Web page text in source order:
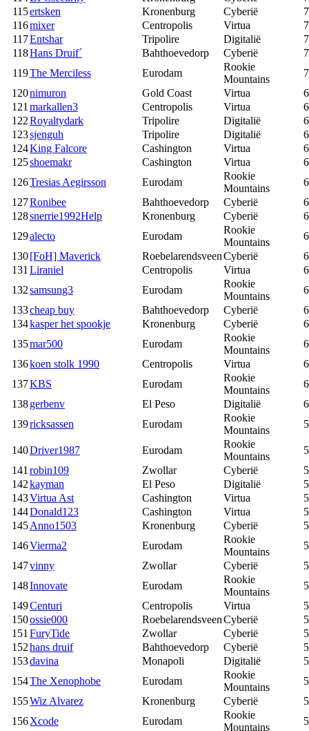
115ertsken Kronenburg Cyberië
116mixer Centropolis Virtua
117Entshar Tripolire Digitalië
118Hans Druif´ Bahthoevedorp Cyberië
119The Merciless Eurodam
Rookie
Mountains
120nimuron Gold Coast Virtua
121 markallen3 Centropolis Virtua
122Royaltydark Tripolire Digitalië
123sjenguh Tripolire Digitalië
124King Falcore Cashington Virtua
125shoemakr Cashington Virtua
126Tresias Aegirsson Eurodam
Rookie
Mountains
127Ronibee Bahthoevedorp Cyberië
128snerrie1992Help Kronenburg Cyberië
129alecto Eurodam
Rookie
Mountains
130[FoH] Maverick RoebelarendsveenCyberië
131 Liraniel Centropolis Virtua
132samsung3 Eurodam
Rookie
Mountains
133cheap buy Bahthoevedorp Cyberië
134kasper het spookje Kronenburg Cyberië
135mar500 Eurodam
Rookie
Mountains
136koen stolk 1990 Centropolis Virtua
137KBS Eurodam
Rookie
Mountains
138gerbenv El Peso Digitalië
139ricksassen Eurodam
Rookie
Mountains
140Driver1987 Eurodam
Rookie
Mountains
141 robin109 Zwollar Cyberië
142kayman El Peso Digitalië
143Virtua Ast Cashington Virtua
144Donald123 Cashington Virtua
145Anno1503 Kronenburg Cyberië
146Vierma2 Eurodam
Rookie
Mountains
147vinny Zwollar Cyberië
148Innovate Eurodam
Rookie
Mountains
149Centuri Centropolis Virtua
150ossie000 RoebelarendsveenCyberië
151 FuryTide Zwollar Cyberië
152hans druif Bahthoevedorp Cyberië
153davina Monapoli Digitalië
154The Xenophobe Eurodam
Rookie
Mountains
155Wiz Alvarez Kronenburg Cyberië
156Xcode Eurodam
Rookie
Mountains